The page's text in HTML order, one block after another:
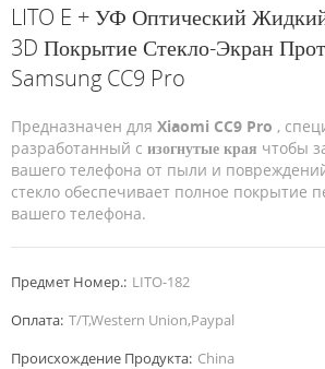
LITO E + УФ Оптический
3D Покрытие Стекло-Экран
Samsung CC9 Pro
Предназначен для Xiaomi CC9 Pro ,
разработанный с изогнутые края чтобы
вашего телефона от пыли и
стекло обеспечивает полное покрытие
вашего телефона.
Предмет Номер.: LITO-182
Оплата: T/T,Western Union,Paypal
Происхождение Продукта: China